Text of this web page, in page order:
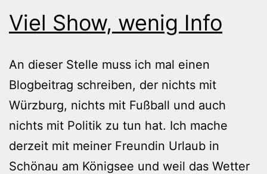
Viel Show, wenig Info
An dieser Stelle muss ich mal einen
Blogbeitrag schreiben, der nichts mit
Würzburg, nichts mit Fußball und auch
nichts mit Politik zu tun hat. Ich mache
derzeit mit meiner Freundin Urlaub in
Schönau am Königsee und weil das Wetter